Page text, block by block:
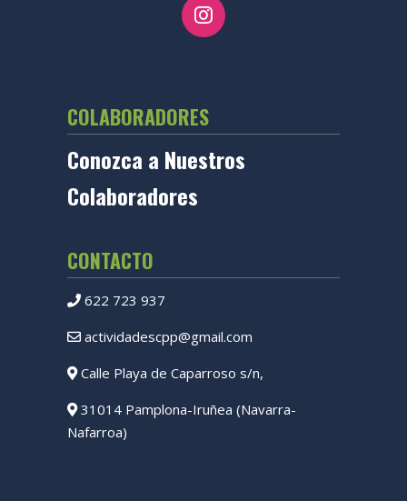
COLABORADORES
Conozca a Nuestros
Colaboradores
CONTACTO
622 723 937
actividadescpp@gmail.com
Calle Playa de Caparroso s/n,
31014 Pamplona-Iruñea (Navarra-
Nafarroa)